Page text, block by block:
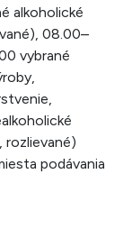
alkoholické
08.00–
vybrané
rozlievané)
podávania